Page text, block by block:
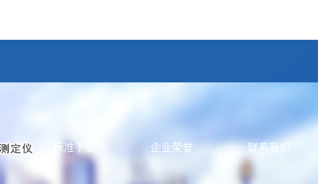
标准下载 企业荣誉 联系我们